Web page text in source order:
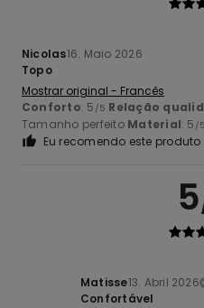
Nicolas16. Maio 2026
Topo
Mostrar original - Francês
Conforto: 5 /5 Relação
Tamanho perfeito Material: 5 /5
Eu recomendo este produto
5
Matisse13. Abril 2026
Confortável